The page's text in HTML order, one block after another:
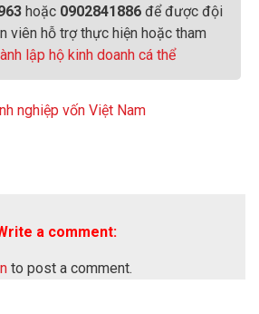
hoặc 0902841886 để được đội
viên hỗ trợ thực hiện hoặc tham
lập hộ kinh doanh cá thể
nghiệp vốn Việt Nam
a comment:
to post a comment.